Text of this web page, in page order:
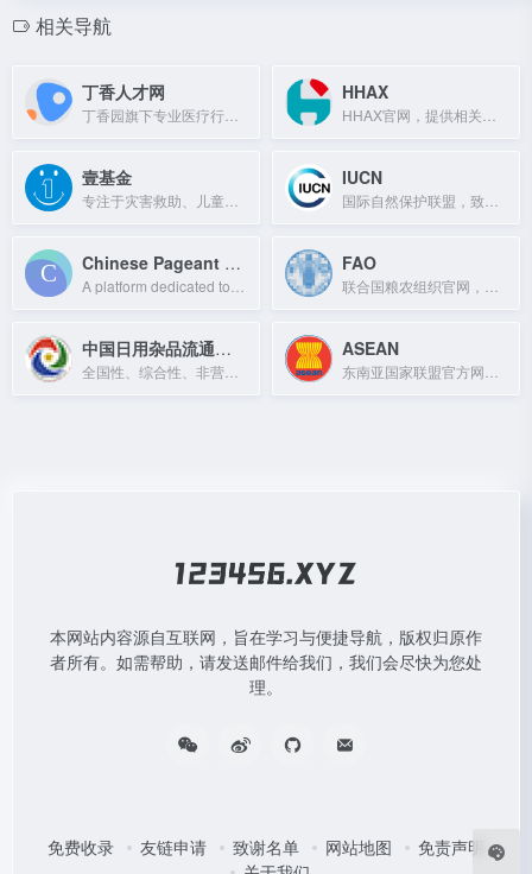
相关导航
丁香人才网 HHAX
壹基金 IUCN
Chinese Pageant Page FAO
中国日用杂品流通协会 ASEAN
本网站内容源自互联网，旨在学习与便捷导航，版权归原作
者所有。如需帮助，请发送邮件给我们，我们会尽快为您处
理。
免费收录 友链申请 致谢名单 网站地图
免责声明